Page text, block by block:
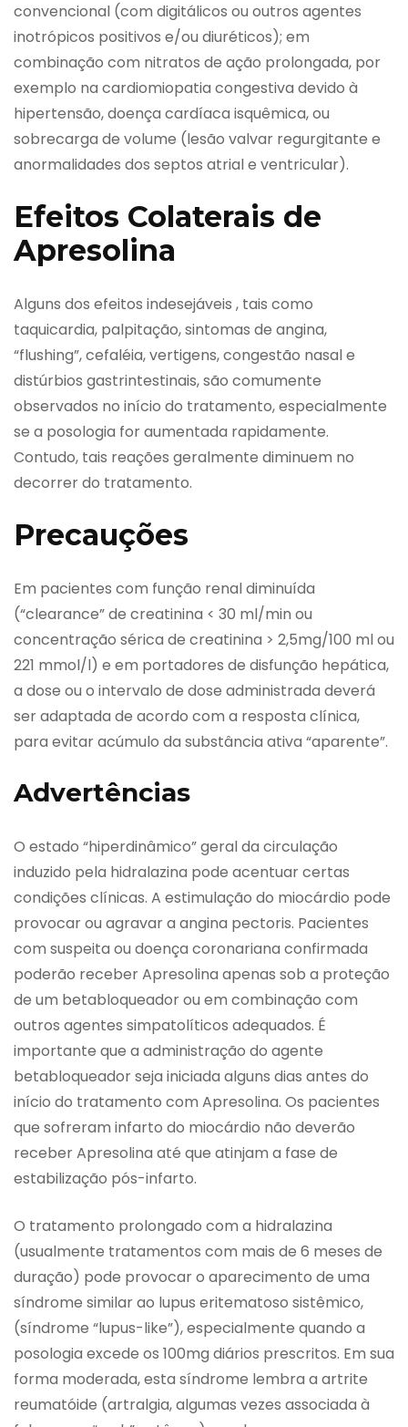
convencional (com digitálicos ou outros agentes
inotrópicos positivos e/ou diuréticos); em
combinação com nitratos de ação prolongada, por
exemplo na cardiomiopatia congestiva devido à
hipertensão, doença cardíaca isquêmica, ou
sobrecarga de volume (lesão valvar regurgitante e
anormalidades dos septos atrial e ventricular).
Efeitos Colaterais de
Apresolina
Alguns dos efeitos indesejáveis , tais como
taquicardia, palpitação, sintomas de angina,
“flushing”, cefaléia, vertigens, congestão nasal e
distúrbios gastrintestinais, são comumente
observados no início do tratamento, especialmente
se a posologia for aumentada rapidamente.
Contudo, tais reações geralmente diminuem no
decorrer do tratamento.
Precauções
Em pacientes com função renal diminuída
(“clearance” de creatinina < 30 ml/min ou
concentração sérica de creatinina > 2,5mg/100 ml ou
221 mmol/l) e em portadores de disfunção hepática,
a dose ou o intervalo de dose administrada deverá
ser adaptada de acordo com a resposta clínica,
para evitar acúmulo da substância ativa “aparente”.
Advertências
O estado “hiperdinâmico” geral da circulação
induzido pela hidralazina pode acentuar certas
condições clínicas. A estimulação do miocárdio pode
provocar ou agravar a angina pectoris. Pacientes
com suspeita ou doença coronariana confirmada
poderão receber Apresolina apenas sob a proteção
de um betabloqueador ou em combinação com
outros agentes simpatolíticos adequados. É
importante que a administração do agente
betabloqueador seja iniciada alguns dias antes do
início do tratamento com Apresolina. Os pacientes
que sofreram infarto do miocárdio não deverão
receber Apresolina até que atinjam a fase de
estabilização pós-infarto.
O tratamento prolongado com a hidralazina
(usualmente tratamentos com mais de 6 meses de
duração) pode provocar o aparecimento de uma
síndrome similar ao lupus eritematoso sistêmico,
(síndrome “lupus-like”), especialmente quando a
posologia excede os 100mg diários prescritos. Em sua
forma moderada, esta síndrome lembra a artrite
reumatóide (artralgia, algumas vezes associada à